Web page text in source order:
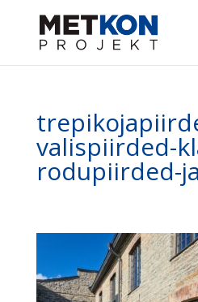
valispiirded-
rodupiirded-